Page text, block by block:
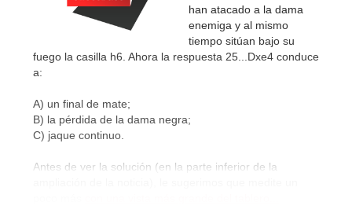
han atacado a la dama
enemiga y al mismo
tiempo sitúan bajo su
fuego la casilla h6. Ahora la respuesta 25...Dxe4 conduce
a:
A) un final de mate;
B) la pérdida de la dama negra;
C) jaque continuo.
Antes de ver la solución (en la parte inferior de la